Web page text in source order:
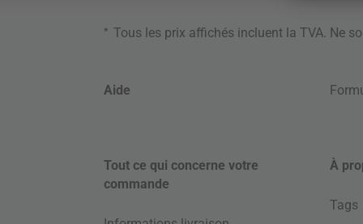
* Tous les prix affichés incluent la TVA. Ne
Aide
Tout ce qui concerne votre
commande
À
Tags